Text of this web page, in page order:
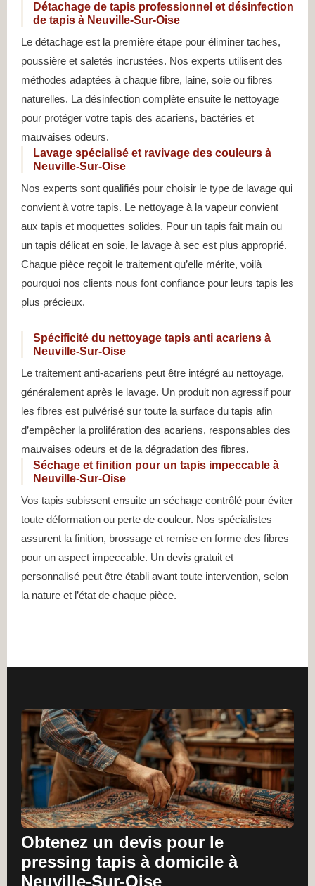
Détachage de tapis professionnel et désinfection
de tapis à Neuville-Sur-Oise
Le détachage est la première étape pour éliminer taches,
poussière et saletés incrustées. Nos experts utilisent des
méthodes adaptées à chaque fibre, laine, soie ou fibres
naturelles. La désinfection complète ensuite le nettoyage
pour protéger votre tapis des acariens, bactéries et
mauvaises odeurs.
Lavage spécialisé et ravivage des couleurs à
Neuville-Sur-Oise
Nos experts sont qualifiés pour choisir le type de lavage qui
convient à votre tapis. Le nettoyage à la vapeur convient
aux tapis et moquettes solides. Pour un tapis fait main ou
un tapis délicat en soie, le lavage à sec est plus approprié.
Chaque pièce reçoit le traitement qu’elle mérite, voilà
pourquoi nos clients nous font confiance pour leurs tapis les
plus précieux.
Spécificité du nettoyage tapis anti acariens à
Neuville-Sur-Oise
Le traitement anti-acariens peut être intégré au nettoyage,
généralement après le lavage. Un produit non agressif pour
les fibres est pulvérisé sur toute la surface du tapis afin
d’empêcher la prolifération des acariens, responsables des
mauvaises odeurs et de la dégradation des fibres.
Séchage et finition pour un tapis impeccable à
Neuville-Sur-Oise
Vos tapis subissent ensuite un séchage contrôlé pour éviter
toute déformation ou perte de couleur. Nos spécialistes
assurent la finition, brossage et remise en forme des fibres
pour un aspect impeccable. Un devis gratuit et
personnalisé peut être établi avant toute intervention, selon
la nature et l’état de chaque pièce.
Obtenez un devis pour le
pressing tapis à domicile à
Neuville-Sur-Oise